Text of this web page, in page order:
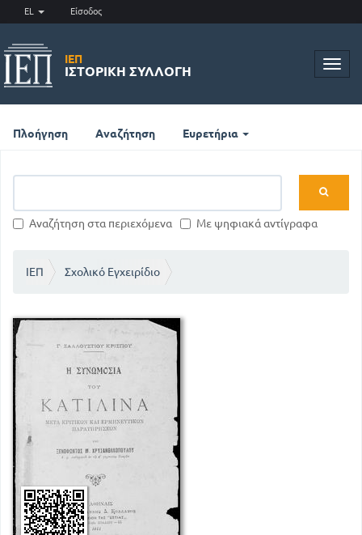
EL Είσοδος
ΙΕΠ
ΙΣΤΟΡΙΚΉ ΣΥΛΛΟΓΉ
Πλοήγηση Αναζήτηση Ευρετήρια
Αναζήτηση στα περιεχόμενα Με ψηφιακά αντίγραφα
ΙΕΠ Σχολικό Εγχειρίδιο